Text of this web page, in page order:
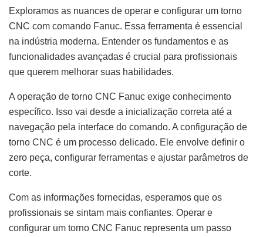
Exploramos as nuances de operar e configurar um torno
CNC com comando Fanuc. Essa ferramenta é essencial
na indústria moderna. Entender os fundamentos e as
funcionalidades avançadas é crucial para profissionais
que querem melhorar suas habilidades.
A operação de torno CNC Fanuc exige conhecimento
específico. Isso vai desde a inicialização correta até a
navegação pela interface do comando. A configuração de
torno CNC é um processo delicado. Ele envolve definir o
zero peça, configurar ferramentas e ajustar parâmetros de
corte.
Com as informações fornecidas, esperamos que os
profissionais se sintam mais confiantes. Operar e
configurar um torno CNC Fanuc representa um passo